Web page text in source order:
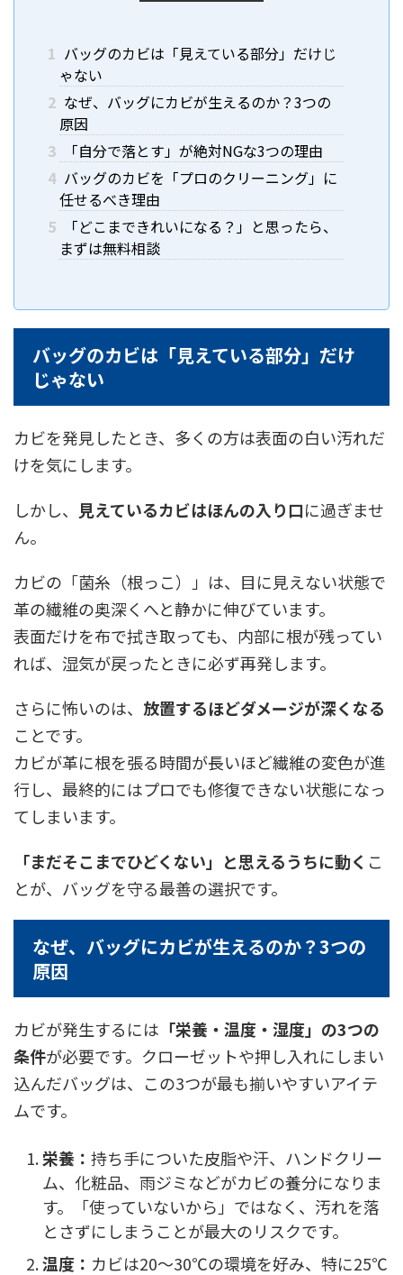
1 バッグのカビは「見えている部分」だけじ
ゃない
2 なぜ、バッグにカビが生えるのか？3つの
原因
3
「自分で落とす」が絶対NGな3つの理由
4 バッグのカビを「プロのクリーニング」に
任せるべき理由
5
「どこまできれいになる？」と思ったら、
まずは無料相談
バッグのカビは「見えている部分」だけ
じゃない
カビを発見したとき、多くの方は表面の白い汚れだ
けを気にします。
しかし、
見えているカビはほんの入り口に過ぎませ
ん。
カビの「菌糸（根っこ）」は、目に見えない状態で
革の繊維の奥深くへと静かに伸びています。
表面だけを布で拭き取っても、内部に根が残ってい
れば、湿気が戻ったときに必ず再発します。
さらに怖いのは、 放置するほどダメージが深くなる
ことです。
カビが革に根を張る時間が長いほど繊維の変色が進
行し、最終的にはプロでも修復できない状態になっ
てしまいます。
「まだそこまでひどくない」と思えるうちに動く こ
とが、バッグを守る最善の選択です。
なぜ、バッグにカビが生えるのか？3つの
原因
カビが発生するには 「栄養・温度・湿度」の3つの
条件が必要です。クローゼットや押し入れにしまい
込んだバッグは、この3つが最も揃いやすいアイテ
ムです。
栄養： 持ち手についた皮脂や汗、ハンドクリー
ム、化粧品、雨ジミなどがカビの養分になりま
す。「使っていないから」ではなく、汚れを落
とさずにしまうことが最大のリスクです。
温度： カビは20〜30℃の環境を好み、特に25℃